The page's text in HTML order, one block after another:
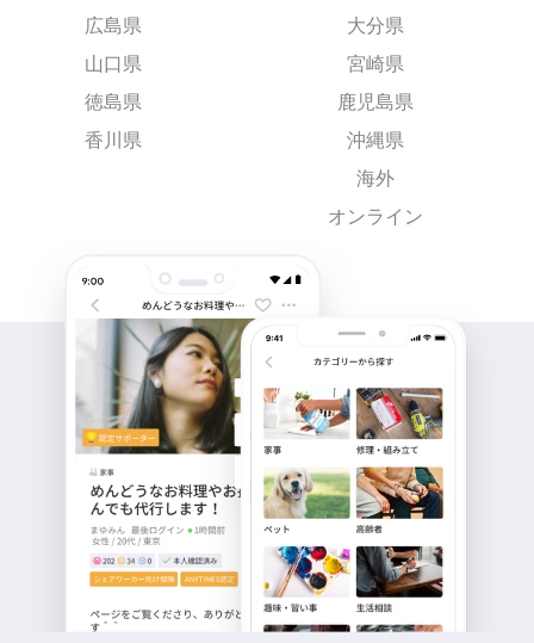
広島県
山口県
徳島県
香川県
大分県
宮崎県
鹿児島県
沖縄県
海外
オンライン